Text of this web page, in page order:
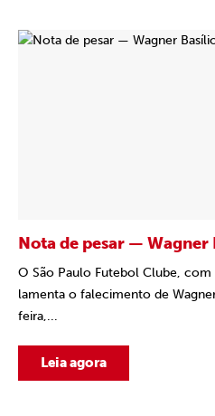
Nota de pesar — Wagner
O São Paulo Futebol Clube,
lamenta o falecimento de
feira,...
Leia agora